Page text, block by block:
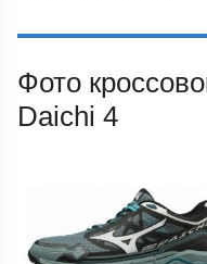
Фото
Daichi 4